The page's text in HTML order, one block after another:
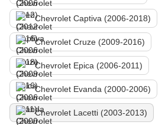
Chevrolet Captiva (2006-2018)
Chevrolet Cruze (2009-2016)
Chevrolet Epica (2006-2011)
Chevrolet Evanda (2000-2006)
Chevrolet Lacetti (2003-2013)